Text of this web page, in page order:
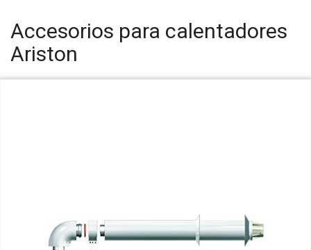
Accesorios para calentadores
Ariston